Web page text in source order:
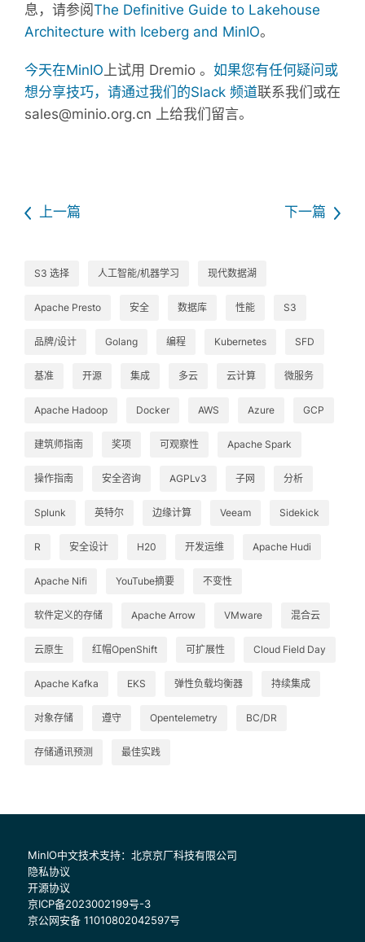
息，请参阅The Definitive Guide to Lakehouse
Architecture with Iceberg and MinIO。
今天在MinIO上试用 Dremio 。 如果您有任何疑问或
想分享技巧，请通过我们的Slack 频道联系我们 或在
sales@minio.org.cn 上给我们留言。
上一篇 下一篇
S3 选择 人工智能/机器学习 现代数据湖
Apache Presto 安全 数据库 性能 S3
品牌/设计 Golang 编程 Kubernetes SFD
基准 开源 集成 多云 云计算 微服务
Apache Hadoop Docker AWS Azure GCP
建筑师指南 奖项 可观察性 Apache Spark
操作指南 安全咨询 AGPLv3 子网 分析
Splunk 英特尔 边缘计算 Veeam Sidekick
R 安全设计 H20 开发运维 Apache Hudi
Apache Nifi YouTube摘要 不变性
软件定义的存储 Apache Arrow VMware 混合云
云原生 红帽OpenShift 可扩展性 Cloud Field Day
Apache Kafka EKS 弹性负载均衡器 持续集成
对象存储 遵守 Opentelemetry BC/DR
存储通讯预测 最佳实践
MinIO中文技术支持：北京京厂科技有限公司
隐私协议
开源协议
京ICP备2023002199号-3
京公网安备 11010802042597号